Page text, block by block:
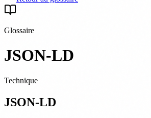
Glossaire
JSON-LD
Technique
JSON-LD